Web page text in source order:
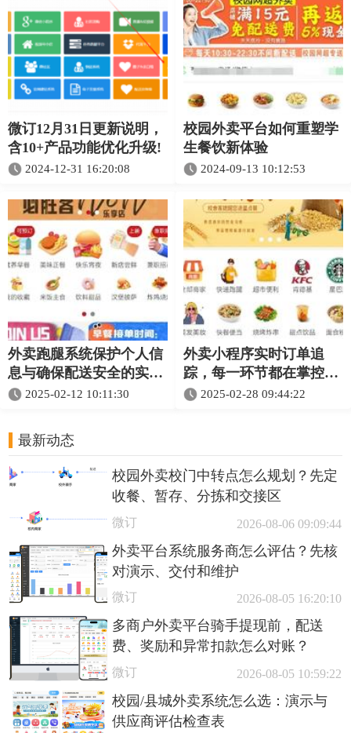
微订12月31日更新说明，
含10+产品功能优化升级!
2024-12-31 16:20:08
校园外卖平台如何重塑学
生餐饮新体验
2024-09-13 10:12:53
外卖跑腿系统保护个人信
息与确保配送安全的实用
策略2025-02-12 10:11:30
外卖小程序实时订单追
踪，每一环节都在掌控安
心等餐
2025-02-28 09:44:22
最新动态
校园外卖校门中转点怎么规划？先定
收餐、暂存、分拣和交接区
微订 2026-08-06 09:09:44
外卖平台系统服务商怎么评估？先核
对演示、交付和维护
微订 2026-08-05 16:20:10
多商户外卖平台骑手提现前，配送
费、奖励和异常扣款怎么对账？
微订 2026-08-05 10:59:22
校园/县城外卖系统怎么选：演示与
供应商评估检查表